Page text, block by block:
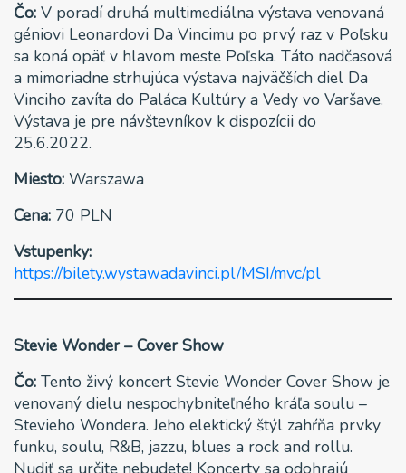
Čo: V poradí druhá multimediálna výstava venovaná
géniovi Leonardovi Da Vincimu po prvý raz v Poľsku
sa koná opäť v hlavom meste Poľska. Táto nadčasová
a mimoriadne strhujúca výstava najväčších diel Da
Vinciho zavíta do Paláca Kultúry a Vedy vo Varšave.
Výstava je pre návštevníkov k dispozícii do
25.6.2022.
Miesto: Warszawa
Cena: 70 PLN
Vstupenky:
https://bilety.wystawadavinci.pl/MSI/mvc/pl
Stevie Wonder – Cover Show
Čo: Tento živý koncert Stevie Wonder Cover Show je
venovaný dielu nespochybniteľného kráľa soulu –
Stevieho Wondera. Jeho elektický štýl zahŕňa prvky
funku, soulu, R&B, jazzu, blues a rock and rollu.
Nudiť sa určite nebudete! Koncerty sa odohrajú